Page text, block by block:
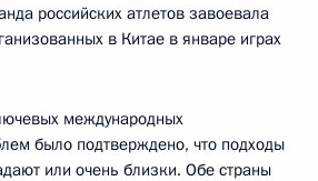
российских атлетов завоевала
в Китае в январе играх
международных
было подтверждено, что подходы
или очень близки. Обе страны